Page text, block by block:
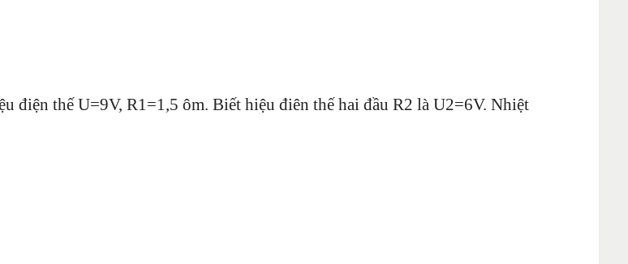
điện thế U=9V, R1=1,5 ôm. Biết hiệu điên thế hai đầu R2 là U2=6V. Nhiệt